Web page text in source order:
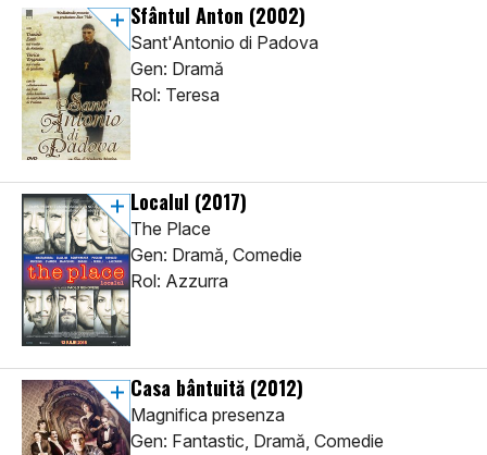
Sfântul Anton (2002)
Sant'Antonio di Padova
Gen: Dramă
Rol: Teresa
Localul (2017)
The Place
Gen: Dramă, Comedie
Rol: Azzurra
Casa bântuită (2012)
Magnifica presenza
Gen: Fantastic, Dramă, Comedie